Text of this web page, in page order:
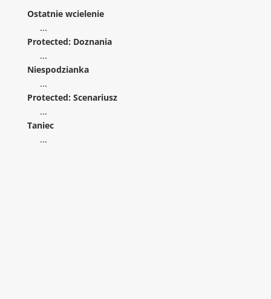
Ostatnie wcielenie
...
Protected: Doznania
...
Niespodzianka
...
Protected: Scenariusz
...
Taniec
...